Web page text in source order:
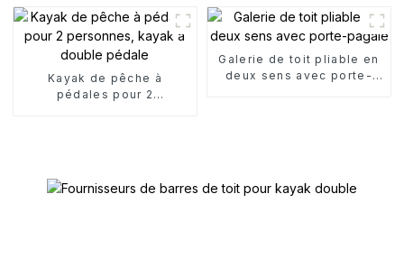
Kayak de pêche à
pédales pour 2
Galerie de toit pliable en
deux sens avec porte-